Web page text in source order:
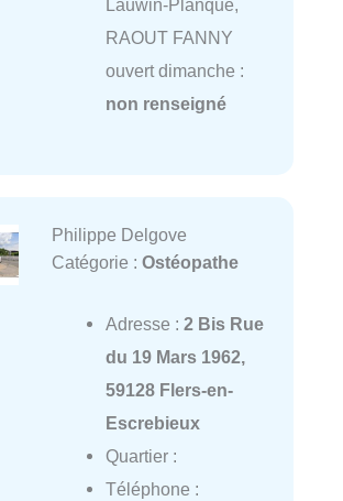
Lauwin-Planque,
RAOUT FANNY
ouvert dimanche :
non renseigné
Philippe Delgove
Catégorie : Ostéopathe
Adresse : 2 Bis Rue
du 19 Mars 1962,
59128 Flers-en-
Escrebieux
Quartier :
Téléphone :